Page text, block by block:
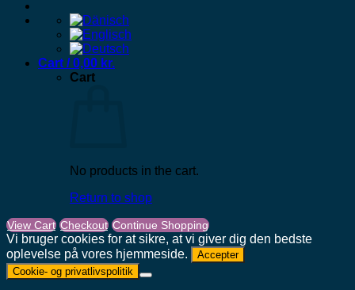
Cart /0,00 kr.
Cart
No products in the cart.
Return to shop
View Cart Checkout Continue Shopping
Vi bruger cookies for at sikre, at vi giver dig den bedste
oplevelse på vores hjemmeside.
Accepter
Cookie- og privatlivspolitik